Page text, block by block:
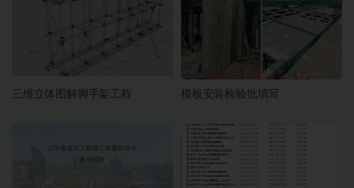
三维立体图解脚手架工程 模板安装检验批填写